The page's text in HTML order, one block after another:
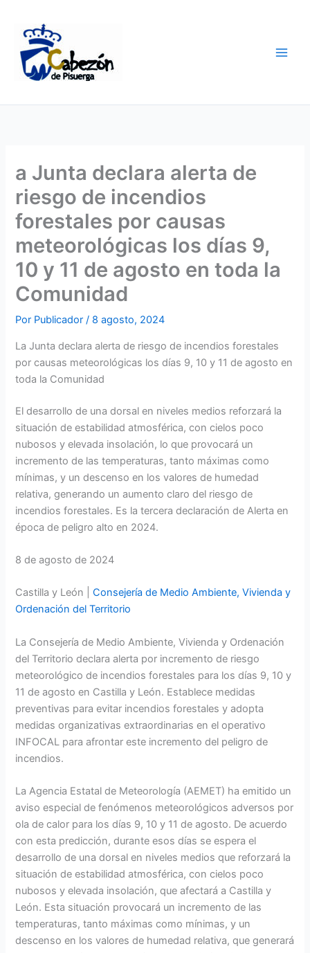
contenido
a Junta declara alerta de
riesgo de incendios
forestales por causas
meteorológicas los días 9,
10 y 11 de agosto en toda la
Comunidad
Por Publicador/ 8 agosto, 2024
La Junta declara alerta de riesgo de incendios forestales
por causas meteorológicas los días 9, 10 y 11 de agosto en
toda la Comunidad
El desarrollo de una dorsal en niveles medios reforzará la
situación de estabilidad atmosférica, con cielos poco
nubosos y elevada insolación, lo que provocará un
incremento de las temperaturas, tanto máximas como
mínimas, y un descenso en los valores de humedad
relativa, generando un aumento claro del riesgo de
incendios forestales. Es la tercera declaración de Alerta en
época de peligro alto en 2024.
8 de agosto de 2024
Castilla y León |Consejería de Medio Ambiente, Vivienda y
Ordenación del Territorio
La Consejería de Medio Ambiente, Vivienda y Ordenación
del Territorio declara alerta por incremento de riesgo
meteorológico de incendios forestales para los días 9, 10 y
11 de agosto en Castilla y León. Establece medidas
preventivas para evitar incendios forestales y adopta
medidas organizativas extraordinarias en el operativo
INFOCAL para afrontar este incremento del peligro de
incendios.
La Agencia Estatal de Meteorología (AEMET) ha emitido un
aviso especial de fenómenos meteorológicos adversos por
ola de calor para los días 9, 10 y 11 de agosto. De acuerdo
con esta predicción, durante esos días se espera el
desarrollo de una dorsal en niveles medios que reforzará la
situación de estabilidad atmosférica, con cielos poco
nubosos y elevada insolación, que afectará a Castilla y
León. Esta situación provocará un incremento de las
temperaturas, tanto máximas como mínimas, y un
descenso en los valores de humedad relativa, que generará